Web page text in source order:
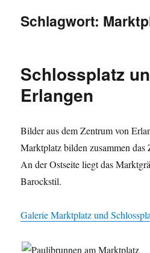
Schlagwort:
Schlossplatz
Erlangen
Bilder aus dem Zentrum von
Marktplatz bilden zusammen das
An der Ostseite liegt das
Barockstil.
Galerie Marktplatz und